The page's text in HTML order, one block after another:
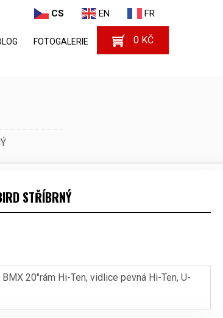
CS EN FR
FOTOGALERIE 0 KČ
STŘÍBRNÝ
20″rám Hi-Ten, vidlice pevná Hi-Ten, U-